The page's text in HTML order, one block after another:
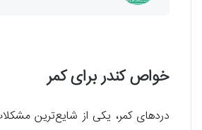
خواص کندر برای کمر
دردهای کمر، یکی از شایع‌ترین